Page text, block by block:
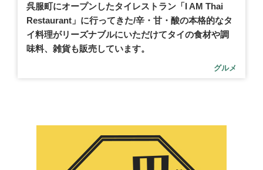
呉服町にオープンしたタイレストラン「I AM Thai
Restaurant」に行ってきた/辛・甘・酸の本格的なタ
イ料理がリーズナブルにいただけてタイの食材や調
味料、雑貨も販売しています。
グルメ